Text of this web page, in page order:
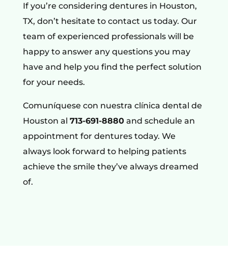
If you’re considering dentures in Houston,
TX, don’t hesitate to contact us today. Our
team of experienced professionals will be
happy to answer any questions you may
have and help you find the perfect solution
for your needs.
Comuníquese con nuestra clínica dental de
Houston al 713-691-8880and schedule an
appointment for dentures today. We
always look forward to helping patients
achieve the smile they’ve always dreamed
of.